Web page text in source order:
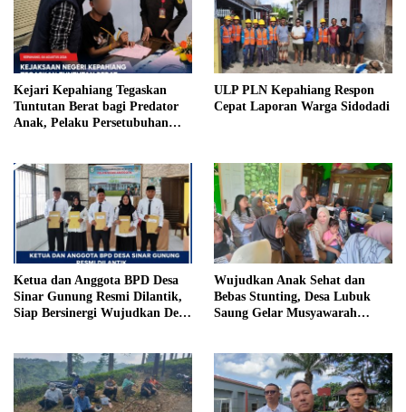
Kejari Kepahiang Tegaskan
Tuntutan Berat bagi Predator
Anak, Pelaku Persetubuhan
Penjara
ULP PLN Kepahiang Respon
Cepat Laporan Warga Sidodadi
Ketua dan Anggota BPD Desa
Sinar Gunung Resmi Dilantik,
Siap Bersinergi Wujudkan Desa
Wujudkan Anak Sehat dan
Bebas Stunting, Desa Lubuk
Saung Gelar Musyawarah